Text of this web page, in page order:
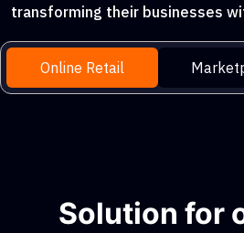
transforming their businesses
Online Retail
Solution for